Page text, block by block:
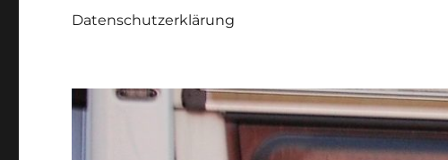
Datenschutzerklärung